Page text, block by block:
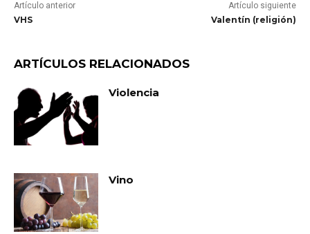
Artículo anterior
VHS
Artículo siguiente
Valentín (religión)
ARTÍCULOS RELACIONADOS
Violencia
Vino